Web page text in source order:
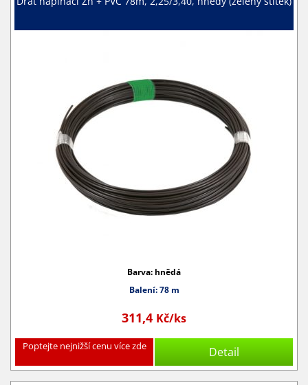
Barva: hnědá
Balení: 78 m
311,4 Kč/ks
Poptejte nejnižší cenu více zde Detail